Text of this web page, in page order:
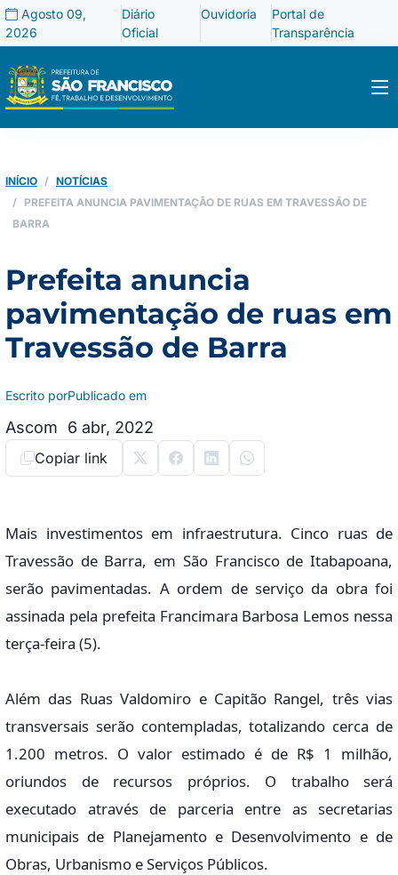
Agosto 09,
2026
Diário
Oficial
Ouvidoria
Portal de
Transparência
INÍCIO
NOTÍCIAS
PREFEITA ANUNCIA PAVIMENTAÇÃO DE RUAS EM TRAVESSÃO DE
BARRA
Prefeita anuncia
pavimentação de ruas em
Travessão de Barra
Escrito por
Ascom
Publicado em
6 abr, 2022
Copiar link
Mais investimentos em infraestrutura. Cinco ruas de
Travessão de Barra, em São Francisco de Itabapoana,
serão pavimentadas. A ordem de serviço da obra foi
assinada pela prefeita Francimara Barbosa Lemos nessa
terça-feira (5).
Além das Ruas Valdomiro e Capitão Rangel, três vias
transversais serão contempladas, totalizando cerca de
1.200 metros. O valor estimado é de R$ 1 milhão,
oriundos de recursos próprios. O trabalho será
executado através de parceria entre as secretarias
municipais de Planejamento e Desenvolvimento e de
Obras, Urbanismo e Serviços Públicos.